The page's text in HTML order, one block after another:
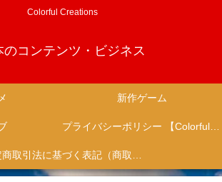
Colorful Creations
のコンテンツ・ビジネス
新作ゲーム
プライバシーポリシー 【Colorful Creation】
特定商取引法に基づく表記（商取引に関する開示）